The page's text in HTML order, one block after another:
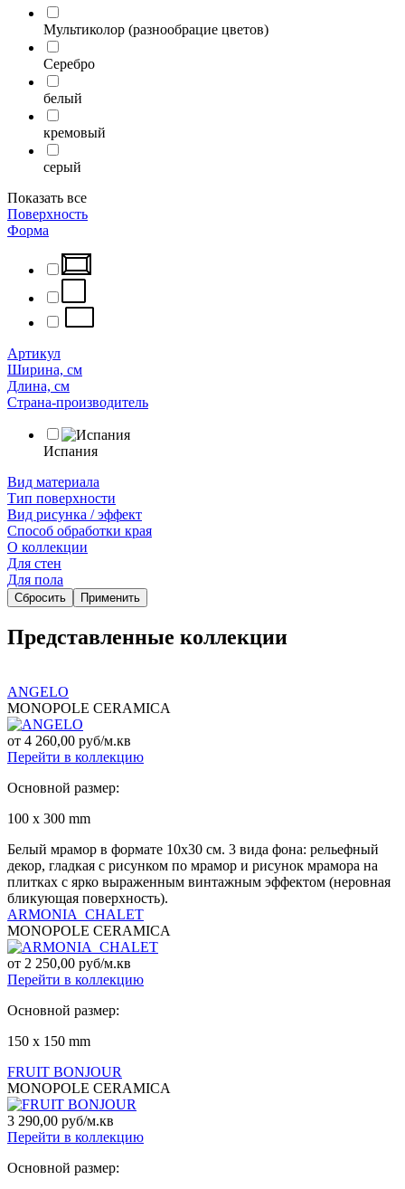
Мультиколор (разнообрацие цветов)
Серебро
белый
кремовый
серый
Показать все
Поверхность
Форма
Артикул
Ширина, см
Длина, см
Страна-производитель
Испания
Вид материала
Тип поверхности
Вид рисунка / эффект
Способ обработки края
О коллекции
Для стен
Для пола
Сбросить Применить
Представленные коллекции
ANGELO
MONOPOLE CERAMICA
от 4 260,00 руб/м.кв
Перейти в коллекцию
Основной размер:
100 x 300 mm
Белый мрамор в формате 10х30 см. 3 вида фона: рельефный
декор, гладкая с рисунком по мрамор и рисунок мрамора на
плитках с ярко выраженным винтажным эффектом (неровная
бликующая поверхность).
ARMONIA_CHALET
MONOPOLE CERAMICA
от 2 250,00 руб/м.кв
Перейти в коллекцию
Основной размер:
150 x 150 mm
FRUIT BONJOUR
MONOPOLE CERAMICA
3 290,00 руб/м.кв
Перейти в коллекцию
Основной размер: